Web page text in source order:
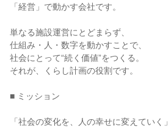
「経営」で動かす会社です。
単なる施設運営にとどまらず、
仕組み・人・数字を動かすことで、
社会にとって“続く価値”をつくる。
それが、くらし計画の役割です。
■ ミッション
「社会の変化を、人の幸せに変えていく」